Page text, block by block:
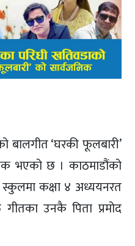
बालगीत ‘घरकी फूलबारी’
भएको छ । काठमाडौंको
स्कुलमा कक्षा ४ अध्ययनरत
उनकै पिता प्रमोद